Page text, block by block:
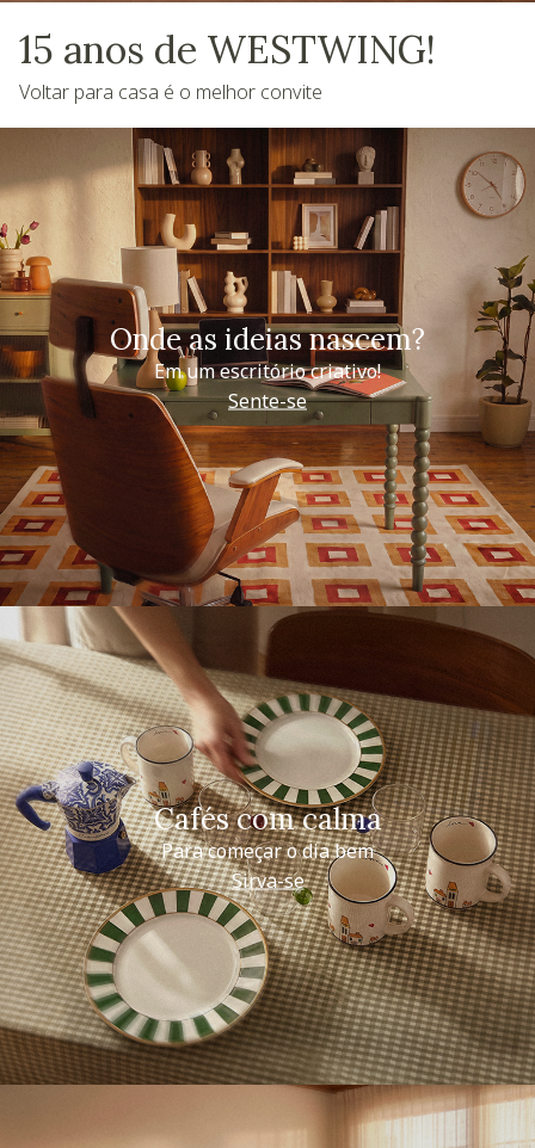
15 anos de WESTWING!
Voltar para casa é o melhor convite
Onde as ideias nascem?
Em um escritório criativo!
Sente-se
Cafés com calma
Para começar o dia bem
Sirva-se